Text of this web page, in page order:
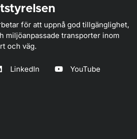
för att uppnå god tillgänglighet,
miljöanpassade transporter inom
och väg.
LinkedIn YouTube